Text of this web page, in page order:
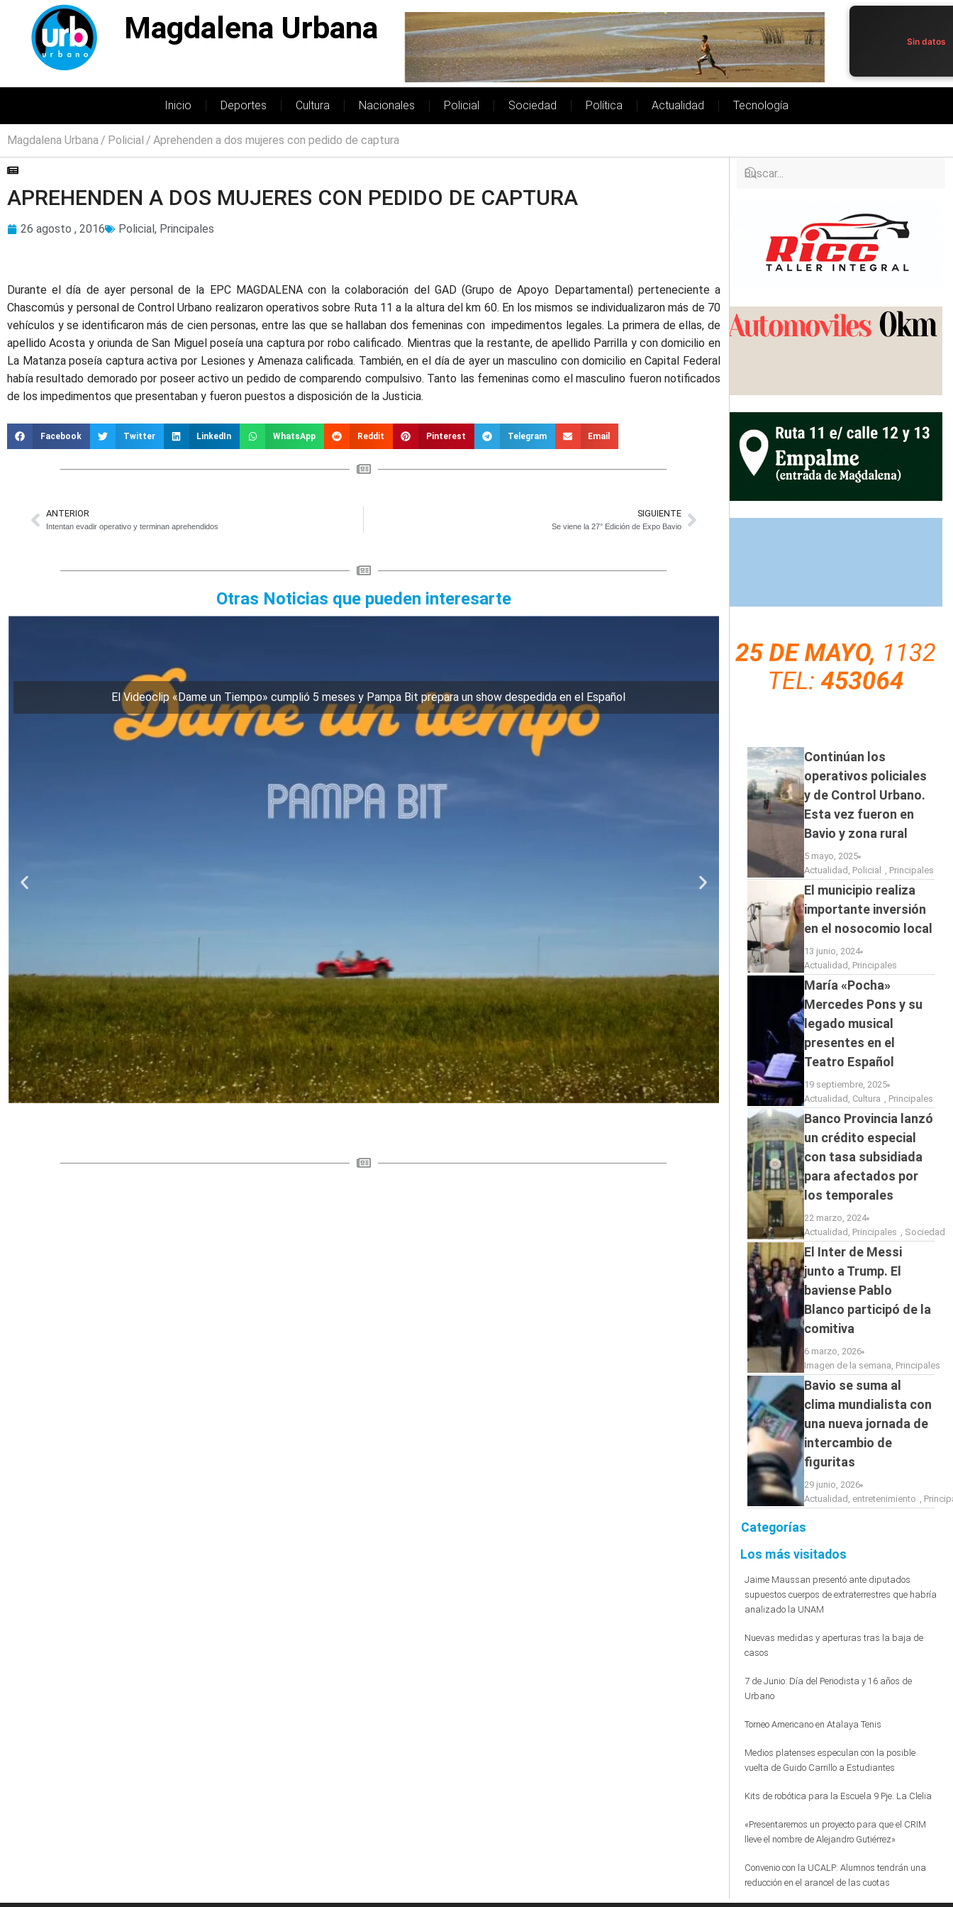
Magdalena Urbana Sin datos
Inicio Deportes Cultura Nacionales Policial Sociedad Política Actualidad Tecnología
Magdalena Urbana Policial Aprehenden a dos mujeres con pedido de captura
APREHENDEN A DOS MUJERES CON PEDIDO DE CAPTURA
26 agosto , 2016 Policial, Principales
Durante el día de ayer personal de la EPC MAGDALENA con la colaboración del GAD (Grupo de Apoyo Departamental) perteneciente a
Chascomús y personal de Control Urbano realizaron operativos sobre Ruta 11 a la altura del km 60. En los mismos se individualizaron más de 70
vehículos y se identificaron más de cien personas, entre las que se hallaban dos femeninas con impedimentos legales. La primera de ellas, de
apellido Acosta y oriunda de San Miguel poseía una captura por robo calificado. Mientras que la restante, de apellido Parrilla y con domicilio en
La Matanza poseía captura activa por Lesiones y Amenaza calificada. También, en el día de ayer un masculino con domicilio en Capital Federal
había resultado demorado por poseer activo un pedido de comparendo compulsivo. Tanto las femeninas como el masculino fueron notificados
de los impedimentos que presentaban y fueron puestos a disposición de la Justicia.
Facebook Twitter LinkedIn WhatsApp Reddit Pinterest Telegram Email
ANTERIOR
Intentan evadir operativo y terminan aprehendidos
SIGUIENTE
Se viene la 27° Edición de Expo Bavio
Otras Noticias que pueden interesarte
El Videoclip «Dame un Tiempo» cumplió 5 meses y Pampa Bit prepara un show despedida en el Español
Continúan los
operativos policiales
y de Control Urbano.
Esta vez fueron en
Bavio y zona rural
5 mayo, 2025
Actualidad , Policial , Principales
El municipio realiza
importante inversión
en el nosocomio local
13 junio, 2024
Actualidad , Principales
María «Pocha»
Mercedes Pons y su
legado musical
presentes en el
Teatro Español
19 septiembre, 2025
Actualidad , Cultura , Principales
Banco Provincia lanzó
un crédito especial
con tasa subsidiada
para afectados por
los temporales
22 marzo, 2024
Actualidad , Principales , Sociedad
El Inter de Messi
junto a Trump. El
baviense Pablo
Blanco participó de la
comitiva
6 marzo, 2026
Imagen de la semana, Principales
Bavio se suma al
clima mundialista con
una nueva jornada de
intercambio de
figuritas
29 junio, 2026
Actualidad , entretenimiento ,
Categorías
Los más visitados
Jaime Maussan presentó ante diputados
supuestos cuerpos de extraterrestres que habría
analizado la UNAM
Nuevas medidas y aperturas tras la baja de
casos
7 de Junio: Día del Periodista y 16 años de
Urbano
Torneo Americano en Atalaya Tenis
Medios platenses especulan con la posible
vuelta de Guido Carrillo a Estudiantes
Kits de robótica para la Escuela 9 Pje. La Clelia
«Presentaremos un proyecto para que el CRIM
lleve el nombre de Alejandro Gutiérrez»
Convenio con la UCALP: Alumnos tendrán una
reducción en el arancel de las cuotas